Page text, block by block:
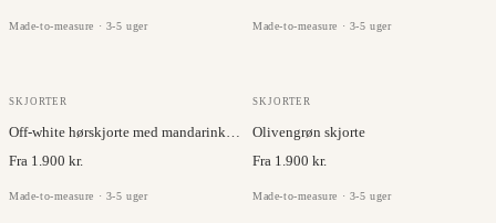
Made-to-measure · 3-5 uger Made-to-measure · 3-5 uger
BRISBANE MOSS
SKJORTER
Off-white hørskjorte med mandarinkrave
Fra 1.900 kr.
Made-to-measure · 3-5 uger
JC COLLECTION
SKJORTER
Olivengrøn skjorte
Fra 1.900 kr.
Made-to-measure · 3-5 uger